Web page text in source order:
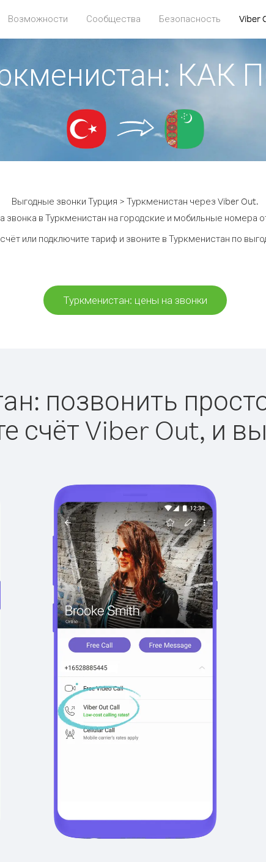
Возможности Сообщества Безопасность Viber
КАК
Выгодные звонки Турция > Туркменистан через Viber Out.
звонка в Туркменистан на городские и мобильные номера
или подключите тариф и звоните в Туркменистан по
Туркменистан: цены на звонки
позвонить
счёт Viber Out, и